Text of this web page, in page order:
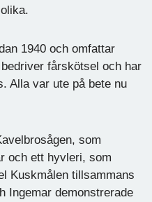
1940 och omfattar
fårskötsel och har
Alla var ute på bete nu
som
och ett hyvleri, som
Kuskmålen tillsammans
Ingemar demonstrerade